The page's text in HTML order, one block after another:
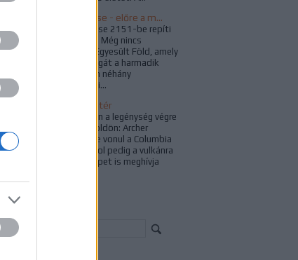
Star Trek: Enterprise - előre a múltba
A Star Trek: Enterprise 2151-be repíti
vissza a rajongókat. Még nincs
Föderáció, csak az Egyesült Föld, amely
már újjáépítette magát a harmadik
világháború óta. Van néhány
naprendszeren kívüli...
Az Enterprise hazatér
A xindi küldetés után a legénység végre
pihenőt tarthat a Földön: Archer
kapitány a hegyekbe vonul a Columbia
parancsnokával, T'Pol pedig a vulkánra
tér vissza, ahova Tripet is meghívja